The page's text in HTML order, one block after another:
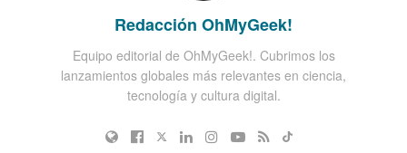
Redacción OhMyGeek!
Equipo editorial de OhMyGeek!. Cubrimos los
lanzamientos globales más relevantes en ciencia,
tecnología y cultura digital.